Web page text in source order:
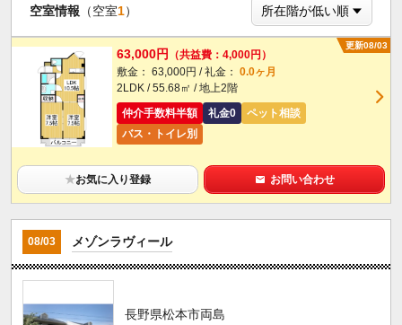
空室情報 （空室1）
更新08/03
63,000円
（共益費：4,000円）
敷金： 63,000円 / 礼金： 0.0ヶ月
2LDK / 55.68㎡ / 地上2階
仲介手数料半額
礼金0
ペット相談
バス・トイレ別
★お気に入り登録 お問い合わせ
08/03 メゾンラヴィール
長野県松本市両島